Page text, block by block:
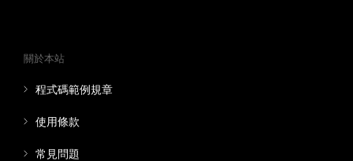
關於本站
程式碼範例規章
使用條款
常見問題